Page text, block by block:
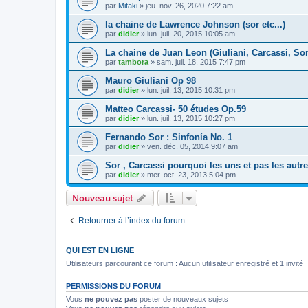
par Mitaki » jeu. nov. 26, 2020 7:22 am
la chaine de Lawrence Johnson (sor etc...)
par didier» lun. juil. 20, 2015 10:05 am
La chaine de Juan Leon (Giuliani, Carcassi,
par tambora » sam. juil. 18, 2015 7:47 pm
Mauro Giuliani Op 98
par didier» lun. juil. 13, 2015 10:31 pm
Matteo Carcassi- 50 études Op.59
par didier» lun. juil. 13, 2015 10:27 pm
Fernando Sor : Sinfonía No. 1
par didier» ven. déc. 05, 2014 9:07 am
Sor , Carcassi pourquoi les uns et pas les
par didier» mer. oct. 23, 2013 5:04 pm
Nouveau sujet
Retourner à l’index du forum
QUI EST EN LIGNE
Utilisateurs parcourant ce forum : Aucun utilisateur enregistré et 1 invité
PERMISSIONS DU FORUM
Vous ne pouvez pas poster de nouveaux sujets